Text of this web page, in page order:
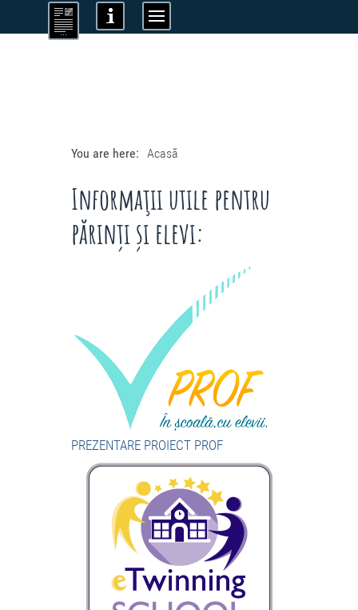
You are here: Acasă
Informaţii utile pentru
părinți și elevi:
PREZENTARE PROIECT PROF